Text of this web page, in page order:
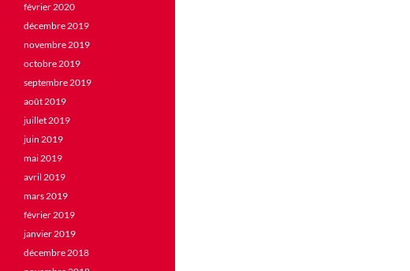
février 2020
décembre 2019
novembre 2019
octobre 2019
septembre 2019
août 2019
juillet 2019
juin 2019
mai 2019
avril 2019
mars 2019
février 2019
janvier 2019
décembre 2018